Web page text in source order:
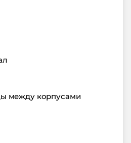
между корпусами